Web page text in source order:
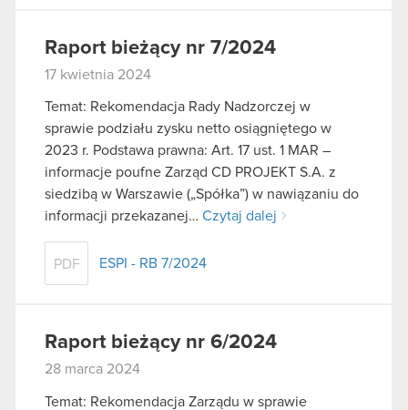
Raport bieżący nr 7/2024
17 kwietnia 2024
Temat: Rekomendacja Rady Nadzorczej w
sprawie podziału zysku netto osiągniętego w
2023 r. Podstawa prawna: Art. 17 ust. 1 MAR –
informacje poufne Zarząd CD PROJEKT S.A. z
siedzibą w Warszawie („Spółka”) w nawiązaniu do
informacji przekazanej… Czytaj dalej
PDF ESPI - RB 7/2024
Raport bieżący nr 6/2024
28 marca 2024
Temat: Rekomendacja Zarządu w sprawie